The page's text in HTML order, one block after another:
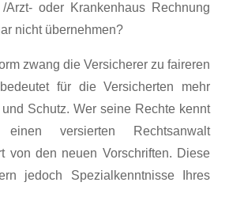
Arzt- oder Krankenhaus Rechnung
nicht übernehmen?
zwang die Versicherer zu faireren
für die Versicherten mehr
Schutz. Wer seine Rechte kennt
versierten Rechtsanwalt
von den neuen Vorschriften. Diese
jedoch Spezialkenntnisse Ihres